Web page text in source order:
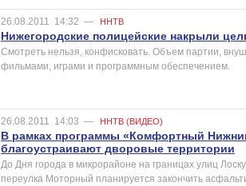
26.08.2011 14:32 — ННТВ
Нижегородские полицейские накрыли
Смотреть нельзя, конфисковать. Объем партии,
фильмами, играми и программным обеспечением.
26.08.2011 14:03 — ННТВ (ВИДЕО)
В рамках программы «Комфортный
благоустраивают дворовые территории
До Дня города в микрорайоне на границах улиц
переулка Моторный планируется закончить